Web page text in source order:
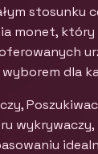
stosunku
monet,
dla